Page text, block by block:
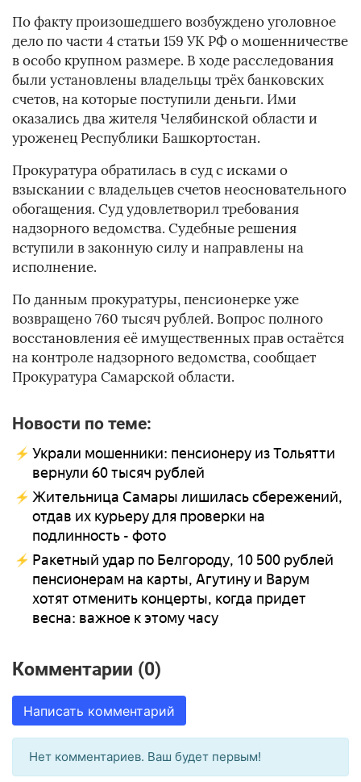
По факту произошедшего возбуждено уголовное
дело по части 4 статьи 159 УК РФ о мошенничестве
в особо крупном размере. В ходе расследования
были установлены владельцы трёх банковских
счетов, на которые поступили деньги. Ими
оказались два жителя Челябинской области и
уроженец Республики Башкортостан.
Прокуратура обратилась в суд с исками о
взыскании с владельцев счетов неосновательного
обогащения. Суд удовлетворил требования
надзорного ведомства. Судебные решения
вступили в законную силу и направлены на
исполнение.
По данным прокуратуры, пенсионерке уже
возвращено 760 тысяч рублей. Вопрос полного
восстановления её имущественных прав остаётся
на контроле надзорного ведомства, сообщает
Прокуратура Самарской области.
Новости по теме:
Украли мошенники: пенсионеру из Тольятти
вернули 60 тысяч рублей
Жительница Самары лишилась сбережений,
отдав их курьеру для проверки на
подлинность - фото
Ракетный удар по Белгороду, 10 500 рублей
пенсионерам на карты, Агутину и Варум
хотят отменить концерты, когда придет
весна: важное к этому часу
Комментарии (0)
Написать комментарий
Нет комментариев. Ваш будет первым!